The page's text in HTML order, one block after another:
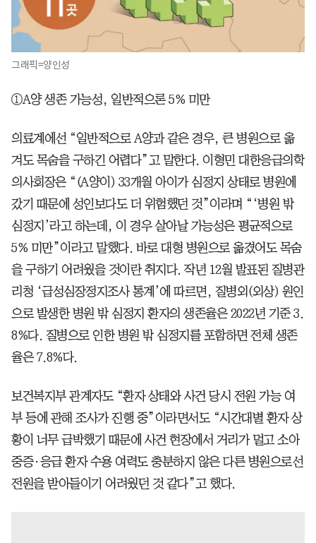
그래픽=양인성
①A양 생존 가능성, 일반적으론 5% 미만
의료계에선 “일반적으로 A양과 같은 경우, 큰 병원으로 옮
겨도 목숨을 구하긴 어렵다”고 말한다. 이형민 대한응급의학
의사회장은 “(A양이) 33개월 아이가 심정지 상태로 병원에
갔기 때문에 성인보다도 더 위험했던 것”이라며 “‘병원 밖
심정지’라고 하는데, 이 경우 살아날 가능성은 평균적으로
5% 미만”이라고 말했다. 바로 대형 병원으로 옮겼어도 목숨
을 구하기 어려웠을 것이란 취지다. 작년 12월 발표된 질병관
리청 ‘급성심장정지조사 통계’에 따르면, 질병외(외상) 원인
으로 발생한 병원 밖 심정지 환자의 생존율은 2022년 기준 3.
8%다. 질병으로 인한 병원 밖 심정지를 포함하면 전체 생존
율은 7.8%다.
보건복지부 관계자도 “환자 상태와 사건 당시 전원 가능 여
부 등에 관해 조사가 진행 중”이라면서도 “시간대별 환자 상
황이 너무 급박했기 때문에 사건 현장에서 거리가 멀고 소아
중증·응급 환자 수용 여력도 충분하지 않은 다른 병원으로선
전원을 받아들이기 어려웠던 것 같다”고 했다.